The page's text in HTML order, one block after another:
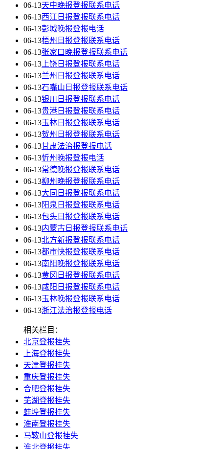
06-13天中晚报登报联系电话
06-13西江日报登报联系电话
06-13彭城晚报登报电话
06-13梧州日报登报联系电话
06-13张家口晚报登报联系电话
06-13 上饶日报登报联系电话
06-13兰州日报登报联系电话
06-13石嘴山日报登报联系电话
06-13银川日报登报联系电话
06-13贵港日报登报联系电话
06-13玉林日报登报联系电话
06-13贺州日报登报联系电话
06-13甘肃法治报登报电话
06-13忻州晚报登报电话
06-13常德晚报登报联系电话
06-13柳州晚报登报联系电话
06-13大同日报登报联系电话
06-13阳泉日报登报联系电话
06-13包头日报登报联系电话
06-13内蒙古日报登报联系电话
06-13北方新报登报联系电话
06-13都市快报登报联系电话
06-13南阳晚报登报联系电话
06-13黄冈日报登报联系电话
06-13咸阳日报登报联系电话
06-13玉林晚报登报联系电话
06-13浙江法治报登报电话
相关栏目：
北京登报挂失
上海登报挂失
天津登报挂失
重庆登报挂失
合肥登报挂失
芜湖登报挂失
蚌埠登报挂失
淮南登报挂失
马鞍山登报挂失
淮北登报挂失